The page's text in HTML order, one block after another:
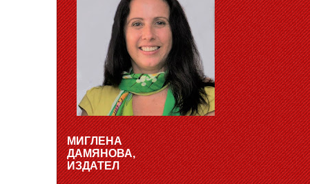
МИГЛЕНА
ДАМЯНОВА,
ИЗДАТЕЛ